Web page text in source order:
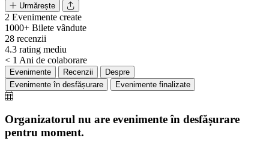
Urmărește
2 Evenimente create
1000+ Bilete vândute
28 recenzii
4.3 rating mediu
< 1 Ani de colaborare
Evenimente Recenzii
Despre
Evenimente în desfășurare
Evenimente finalizate
Organizatorul nu are evenimente în desfășurare
pentru moment.